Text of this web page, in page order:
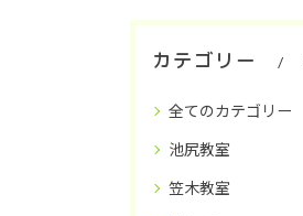
カテゴリー
全てのカテゴリー
池尻教室
笠木教室